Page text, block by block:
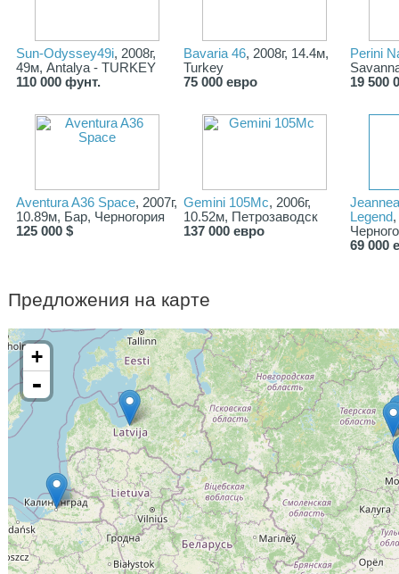
Sun-Odyssey49i, 2008г,
49м, Antalya - TURKEY
110 000 фунт.
Bavaria 46, 2008г, 14.4м,
Turkey
75 000 евро
Perini
19 500
Aventura A36 Space, 2007г,
10.89м, Бар, Черногория
125 000 $
Gemini 105Mc, 2006г,
10.52м, Петрозаводск
137 000 евро
Legend
69 000
Предложения на карте
+
-